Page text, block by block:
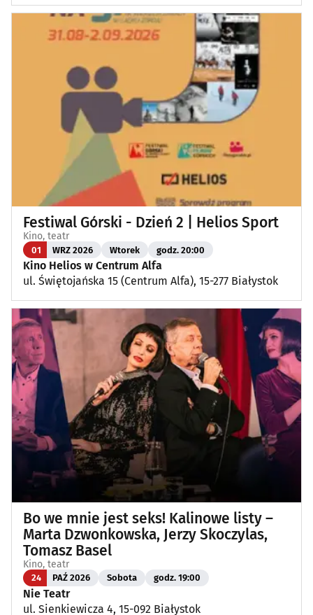
Festiwal Górski - Dzień 2 | Helios Sport
Kino, teatr
01 WRZ 2026 Wtorek godz. 20:00
Kino Helios w Centrum Alfa
ul. Świętojańska 15 (Centrum Alfa), 15-277 Białystok
Bo we mnie jest seks! Kalinowe listy –
Marta Dzwonkowska, Jerzy Skoczylas,
Tomasz Basel
Kino, teatr
24 PAŹ 2026 Sobota godz. 19:00
Nie Teatr
ul. Sienkiewicza 4, 15-092 Białystok